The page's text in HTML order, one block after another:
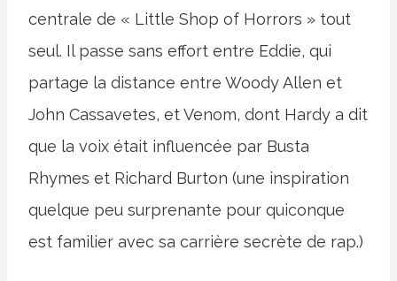
centrale de « Little Shop of Horrors » tout
seul. Il passe sans effort entre Eddie, qui
partage la distance entre Woody Allen et
John Cassavetes, et Venom, dont Hardy a dit
que la voix était influencée par Busta
Rhymes et Richard Burton (une inspiration
quelque peu surprenante pour quiconque
est familier avec sa carrière secrète de rap.)